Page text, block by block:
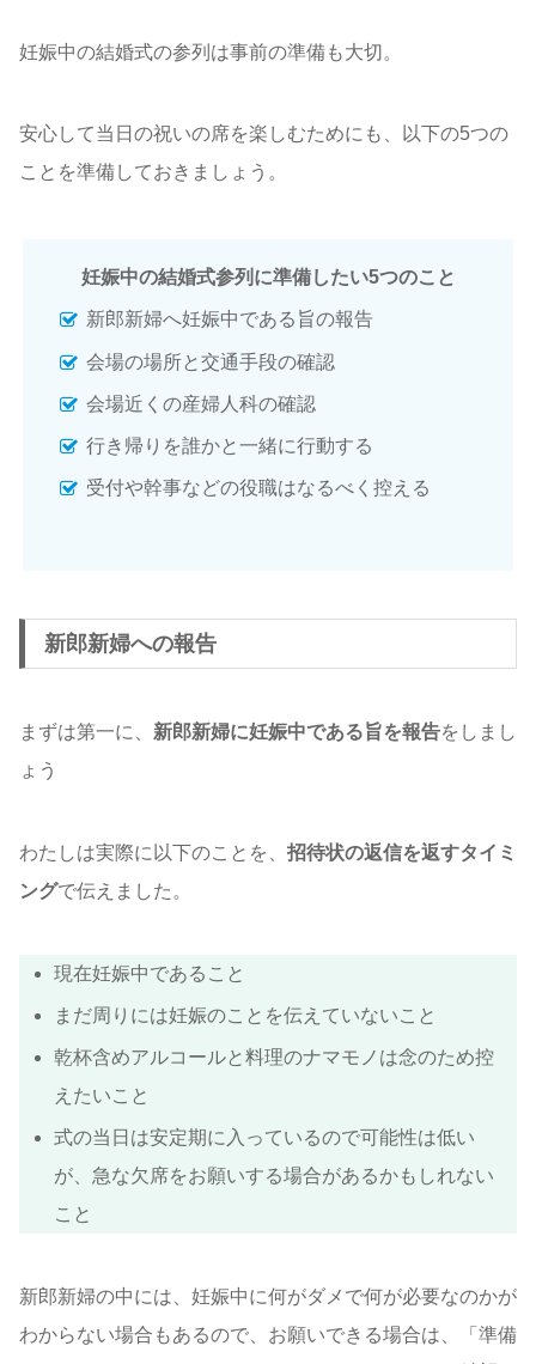
妊娠中の結婚式の参列は事前の準備も大切。
安心して当日の祝いの席を楽しむためにも、以下の5つの
ことを準備しておきましょう。
妊娠中の結婚式参列に準備したい5つのこと
新郎新婦へ妊娠中である旨の報告
会場の場所と交通手段の確認
会場近くの産婦人科の確認
行き帰りを誰かと一緒に行動する
受付や幹事などの役職はなるべく控える
新郎新婦への報告
まずは第一に、 新郎新婦に妊娠中である旨を報告をしまし
ょう
わたしは実際に以下のことを、 招待状の返信を返すタイミ
ングで伝えました。
現在妊娠中であること
まだ周りには妊娠のことを伝えていないこと
乾杯含めアルコールと料理のナマモノは念のため控
えたいこと
式の当日は安定期に入っているので可能性は低い
が、急な欠席をお願いする場合があるかもしれない
こと
新郎新婦の中には、妊娠中に何がダメで何が必要なのかが
わからない場合もあるので、お願いできる場合は、「準備